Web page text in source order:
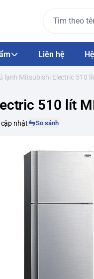
Liên hệ
lạnh Mitsubishi Electric 510
510 lít
nhật So sánh